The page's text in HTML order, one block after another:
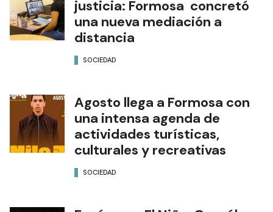
justicia: Formosa concretó
una nueva mediación a
distancia
SOCIEDAD
Agosto llega a Formosa con
una intensa agenda de
actividades turísticas,
culturales y recreativas
SOCIEDAD